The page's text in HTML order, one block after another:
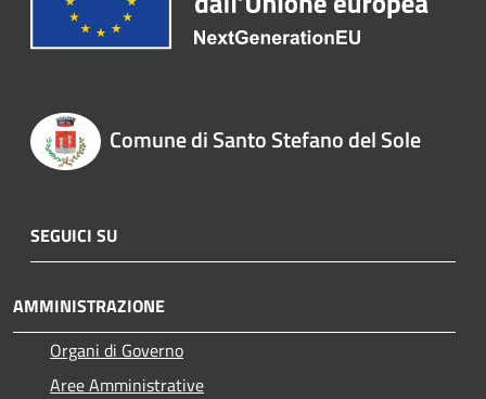
Comune di Santo Stefano del Sole
SEGUICI SU
AMMINISTRAZIONE
Organi di Governo
Aree Amministrative